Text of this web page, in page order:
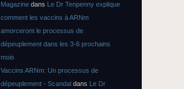
Magazine dans Le Dr Tenpenny explique
comment les vaccins à ARNm
amorceront le processus de
dépeuplement dans les 3-6 prochains
mois
Vaccins ARNm: Un processus de
dépeuplement - Scandal dans Le Dr